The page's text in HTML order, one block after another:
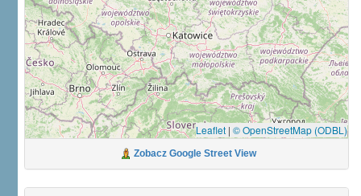
Leaflet | © OpenStreetMap (ODBL)
Zobacz Google Street View